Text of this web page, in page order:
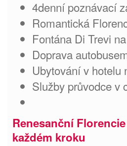
4denní poznávací
Romantická
Fontána Di Trevi
Doprava
Ubytování v hotelu
Služby průvodce v
Renesanční
každém kroku